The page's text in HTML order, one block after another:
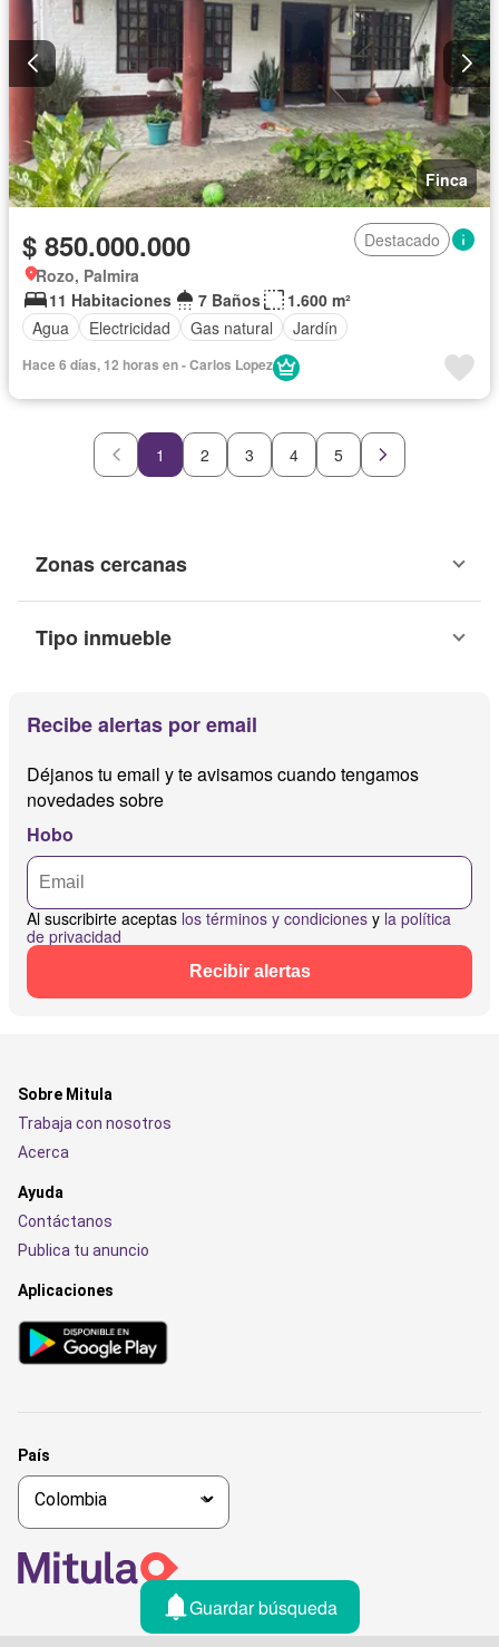
Finca
$ 850.000.000
Destacado
Rozo, Palmira
11 Habitaciones
7 Baños
1.600 m²
Agua
Electricidad Gas natural Jardín
Hace 6 días, 12 horas en - Carlos Lopez
1 2 3 4 5
Zonas cercanas
Tipo inmueble
Recibe alertas por email
Déjanos tu email y te avisamos cuando tengamos
novedades sobre
Hobo
Al suscribirte aceptas los términos y condiciones y la política
de privacidad
Recibir alertas
Guardar búsqueda
Sobre Mitula
Trabaja con nosotros
Acerca
Ayuda
Contáctanos
Publica tu anuncio
Aplicaciones
País